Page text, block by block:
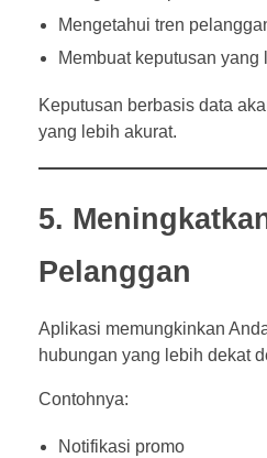
Mengetahui tren
Membuat keputusan yang
Keputusan berbasis data
yang lebih akurat.
5.
Pelanggan
Aplikasi memungkinkan
hubungan yang lebih dekat
Contohnya:
Notifikasi promo